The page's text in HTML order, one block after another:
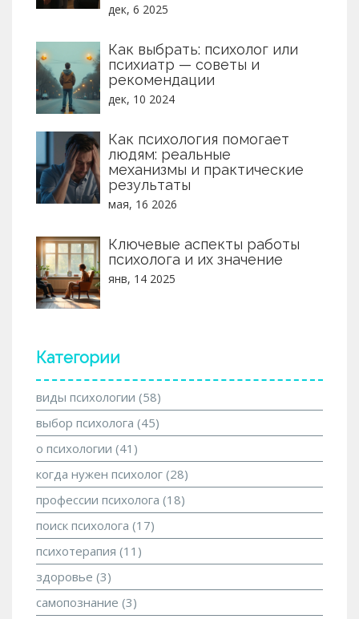
дек, 6 2025
Как выбрать: психолог или
психиатр — советы и
рекомендации
дек, 10 2024
Как психология помогает
людям: реальные
механизмы и практические
результаты
мая, 16 2026
Ключевые аспекты работы
психолога и их значение
янв, 14 2025
Категории
виды психологии (58)
выбор психолога (45)
о психологии (41)
когда нужен психолог (28)
профессии психолога (18)
поиск психолога (17)
психотерапия (11)
здоровье (3)
самопознание (3)